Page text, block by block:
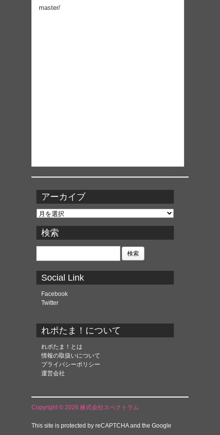
master/
アーカイブ
ア
カ
イ
ブ
検索
検
Social Link
Facebook
Twitter
れポたま！について
れポたま！とは
情報の取扱いについて
プライバシーポリシー
運営会社
Copyright © 2026 株式会社スペクトラム
This site is protected by reCAPTCHA and the Google